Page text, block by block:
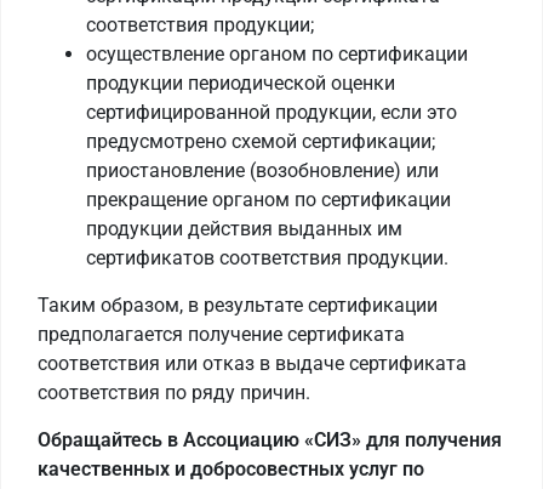
соответствия продукции;
осуществление органом по сертификации
продукции периодической оценки
сертифицированной продукции, если это
предусмотрено схемой сертификации;
приостановление (возобновление) или
прекращение органом по сертификации
продукции действия выданных им
сертификатов соответствия продукции.
Таким образом, в результате сертификации
предполагается получение сертификата
соответствия или отказ в выдаче сертификата
соответствия по ряду причин.
Обращайтесь в Ассоциацию «СИЗ» для получения
качественных и добросовестных услуг по